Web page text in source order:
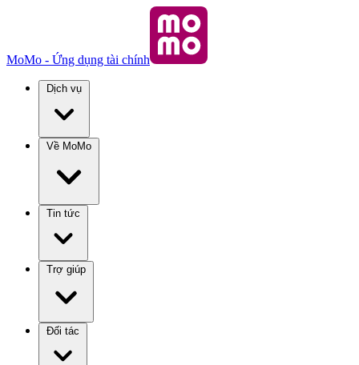
MoMo - Ứng dụng tài chính
Dịch vụ
Về MoMo
Tin tức
Trợ giúp
Đối tác